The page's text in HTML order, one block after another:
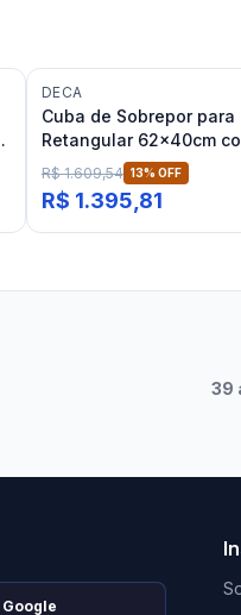
DECA
Cuba de Sobrepor
Retangular 62x40cm
Ébano Fosco Deca Slim
R$ 1.609,54 13% OFF
R$ 1.395,81
39
Google